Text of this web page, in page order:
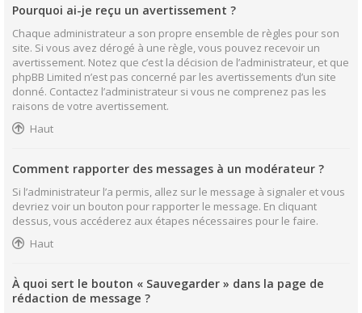
Pourquoi ai-je reçu un avertissement ?
Chaque administrateur a son propre ensemble de règles pour son
site. Si vous avez dérogé à une règle, vous pouvez recevoir un
avertissement. Notez que c’est la décision de l’administrateur, et que
phpBB Limited n’est pas concerné par les avertissements d’un site
donné. Contactez l’administrateur si vous ne comprenez pas les
raisons de votre avertissement.
Haut
Comment rapporter des messages à un modérateur ?
Si l’administrateur l’a permis, allez sur le message à signaler et vous
devriez voir un bouton pour rapporter le message. En cliquant
dessus, vous accéderez aux étapes nécessaires pour le faire.
Haut
À quoi sert le bouton « Sauvegarder » dans la page de
rédaction de message ?